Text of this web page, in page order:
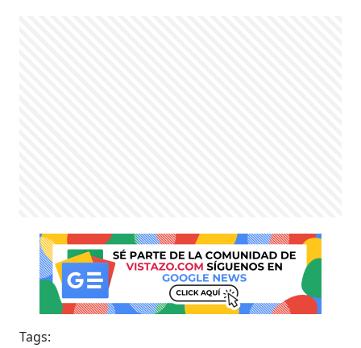
Tags: